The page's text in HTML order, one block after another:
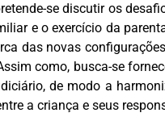
se discutir os
e o exercício da
das novas
como, busca-se
de modo a
a criança e seus